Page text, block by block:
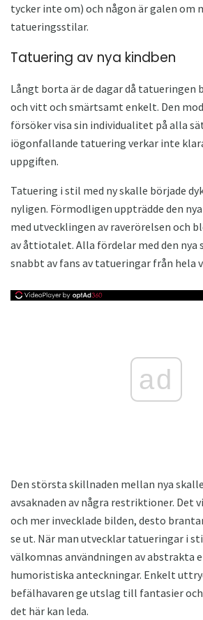
tycker inte om) och någon är galen om
tatueringsstilar.
Tatuering av nya kindben
Långt borta är de dagar då tatueringen
och vitt och smärtsamt enkelt. Den
försöker visa sin individualitet på alla
iögonfallande tatuering verkar inte
uppgiften.
Tatuering i stil med ny skalle började
nyligen. Förmodligen uppträdde den
med utvecklingen av raverörelsen och
av åttiotalet. Alla fördelar med den nya
snabbt av fans av tatueringar från hela
ad
Den största skillnaden mellan nya
avsaknaden av några restriktioner. Det
och mer invecklade bilden, desto
se ut. När man utvecklar tatueringar i
välkomnas användningen av abstrakta
humoristiska anteckningar. Enkelt
befälhavaren ge utslag till fantasier
det här kan leda.